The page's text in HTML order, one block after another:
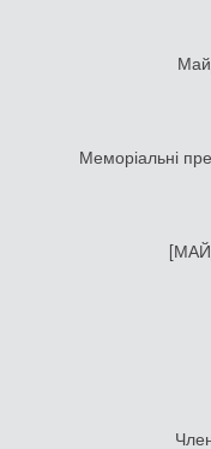
Меморіальні